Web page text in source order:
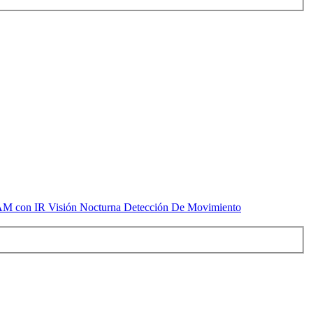
con IR Visión Nocturna Detección De Movimiento